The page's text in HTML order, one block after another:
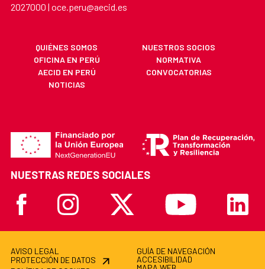
2027000 | oce.peru@aecid.es
QUIÉNES SOMOS
NUESTROS SOCIOS
OFICINA EN PERÚ
NORMATIVA
AECID EN PERÚ
CONVOCATORIAS
NOTICIAS
NUESTRAS REDES SOCIALES
FacebookInstagram X Youtube Linkedin
AVISO LEGAL
PROTECCIÓN DE DATOS
GUÍA DE NAVEGACIÓN
ACCESIBILIDAD